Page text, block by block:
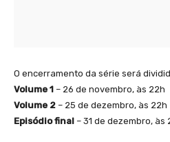
O encerramento da série será
Volume 1 – 26 de novembro, às 22h
Volume 2 – 25 de dezembro, às 22h
Episódio final – 31 de dezembro, às